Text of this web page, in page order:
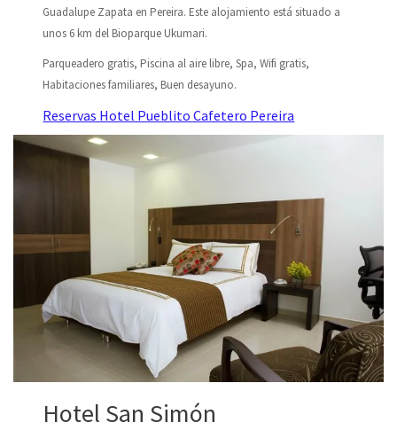
Guadalupe Zapata en Pereira. Este alojamiento está situado a
unos 6 km del Bioparque Ukumari.
Parqueadero gratis, Piscina al aire libre, Spa, Wifi gratis,
Habitaciones familiares, Buen desayuno.
Reservas Hotel Pueblito Cafetero Pereira
Hotel San Simón